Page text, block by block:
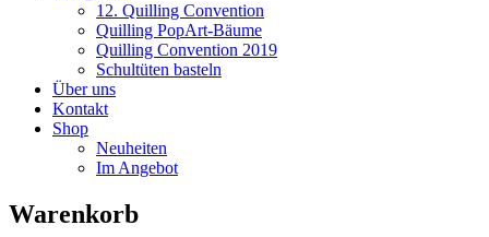
12. Quilling Convention
Quilling PopArt-Bäume
Quilling Convention 2019
Schultüten basteln
Über uns
Kontakt
Shop
Neuheiten
Im Angebot
Warenkorb